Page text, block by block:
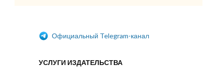
Официальный Telegram-канал
УСЛУГИ ИЗДАТЕЛЬСТВА